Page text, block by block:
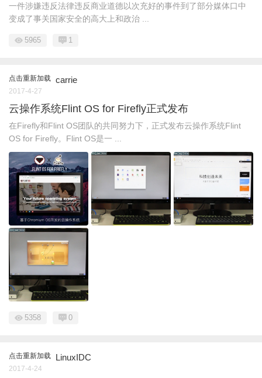
一件涉嫌违反法律违反商业道德以次充好的事件到了部分媒体口中
变成了事关国家安全的高大上和政治 ...
5965 1
点击重新加载 carrie
2017-4-27
云操作系统Flint OS for Firefly正式发布
在Firefly和Flint OS团队的共同努力下，正式发布云操作系统Flint
OS for Firefly。Flint OS是一 ...
5358 0
点击重新加载 LinuxIDC
2017-4-24